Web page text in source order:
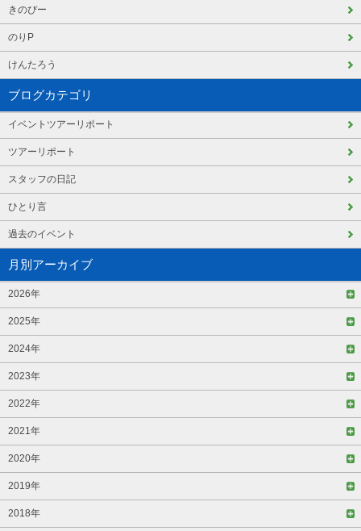
きのぴー
のりP
けんたろう
ブログカテゴリ
イベントツアーリポート
ツアーリポート
スタッフの日記
ひとり言
過去のイベント
月別アーカイブ
2026年
2025年
2024年
2023年
2022年
2021年
2020年
2019年
2018年